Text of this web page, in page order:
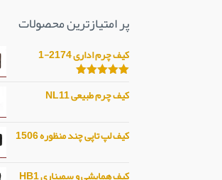
پر امتیازترین محصولات
کیف چرم اداری 2174-1
از 5
کیف چرم طبیعی NL11
کیف لپ تاپی چند منظوره 1506
کیف همایشی و سمیناری HB1